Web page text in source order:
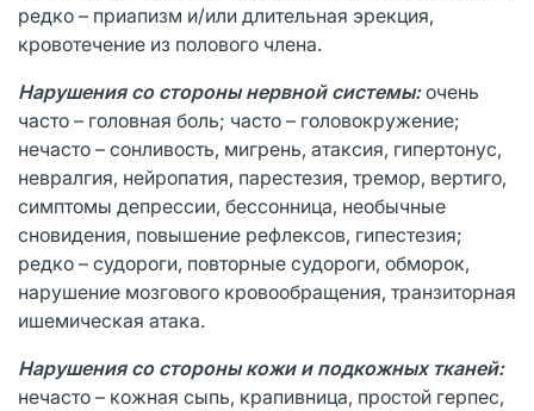
редко – приапизм и/или длительная эрекция,
кровотечение из полового члена.
Нарушения со стороны нервной системы:очень
часто – головная боль; часто – головокружение;
нечасто – сонливость, мигрень, атаксия, гипертонус,
невралгия, нейропатия, парестезия, тремор, вертиго,
симптомы депрессии, бессонница, необычные
сновидения, повышение рефлексов, гипестезия;
редко – судороги, повторные судороги, обморок,
нарушение мозгового кровообращения, транзиторная
ишемическая атака.
Нарушения со стороны кожи и подкожных тканей:
нечасто – кожная сыпь, крапивница, простой герпес,